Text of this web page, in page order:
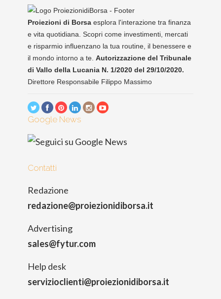
Proiezioni di Borsa esplora l'interazione tra finanza
e vita quotidiana. Scopri come investimenti, mercati
e risparmio influenzano la tua routine, il benessere e
il mondo intorno a te. Autorizzazione del Tribunale
di Vallo della Lucania N. 1/2020 del 29/10/2020.
Direttore Responsabile Filippo Massimo
Google News
Contatti
Redazione
redazione@proiezionidiborsa.it
Advertising
sales@fytur.com
Help desk
servizioclienti@proiezionidiborsa.it